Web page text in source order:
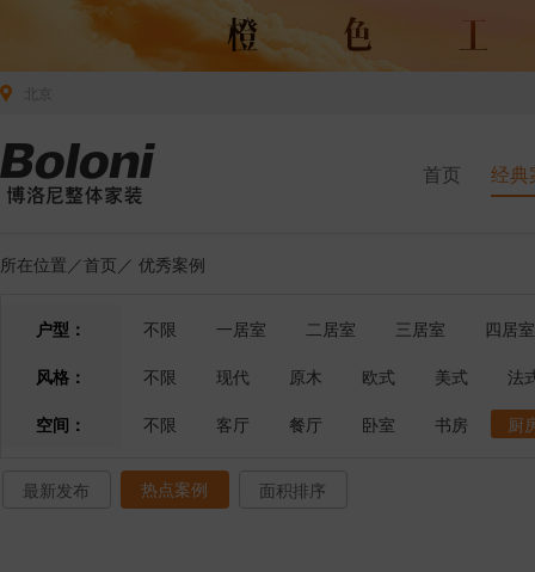
首页 经典
所在位置／首页 ／ 优秀案例
户型： 不限 一居室 二居室 三居室
四居室
风格：
不限 现代 原木 欧式 美式
法
空间：
不限 客厅 餐厅 卧室 书房 厨
最新发布 热点案例 面积排序